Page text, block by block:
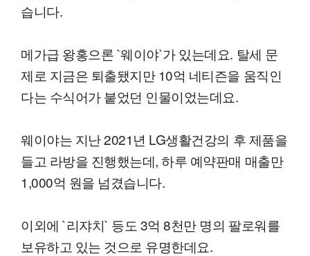
습니다.
메가급 왕홍으론 `웨이야`가 있는데요. 탈세 문
제로 지금은 퇴출됐지만 10억 네티즌을 움직인
다는 수식어가 붙었던 인물이었는데요.
웨이야는 지난 2021년 LG생활건강의 후 제품을
들고 라방을 진행했는데, 하루 예약판매 매출만
1,000억 원을 넘겼습니다.
이외에 `리쟈치` 등도 3억 8천만 명의 팔로워를
보유하고 있는 것으로 유명한데요.